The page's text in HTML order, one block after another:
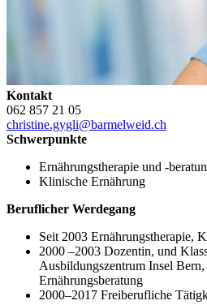
Kontakt
062 857 21 05
christine.gygli@barmelweid.ch
Schwerpunkte
Ernährungstherapie und -
Klinische Ernährung
Beruflicher Werdegang
Seit 2003 Ernährungstherapie,
2000 –2003 Dozentin, und
Ausbildungszentrum Insel
Ernährungsberatung
2000–2017 Freiberufliche